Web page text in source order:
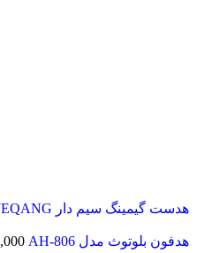
هدست گیمینگ سیم دار JEQANG مدل JH 781
هدفون بلوتوث مدل AH-806